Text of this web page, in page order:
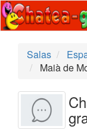
Salas
Maià de